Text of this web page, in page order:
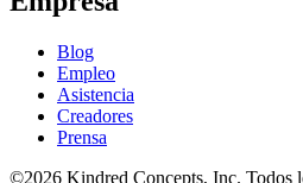
Blog
Empleo
Asistencia
Creadores
Prensa
©2026 Kindred Concepts, Inc. Todos